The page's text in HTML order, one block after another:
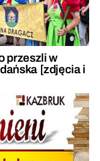
przeszli w
[zdjęcia i